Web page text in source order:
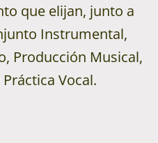
que elijan, junto a
Instrumental,
Producción Musical,
Vocal.